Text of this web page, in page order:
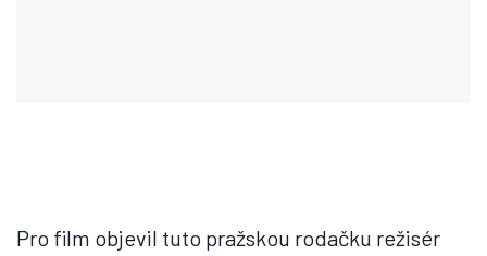
Pro film objevil tuto pražskou rodačku režisér